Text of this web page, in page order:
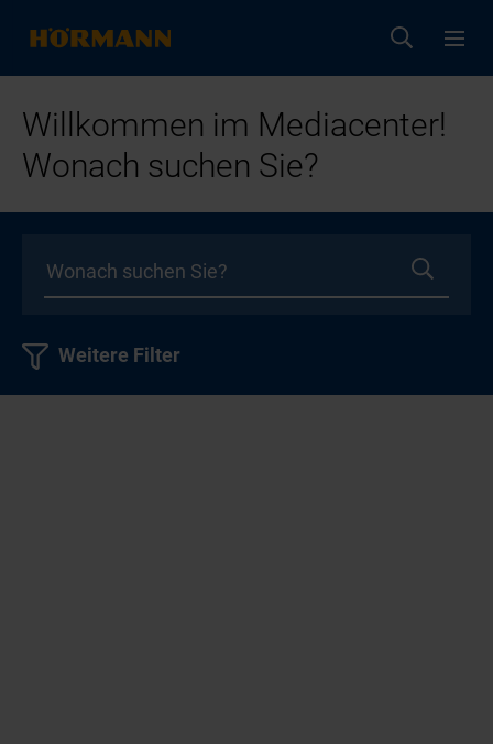
Willkommen im Mediacenter!
Wonach suchen Sie?
Weitere Filter